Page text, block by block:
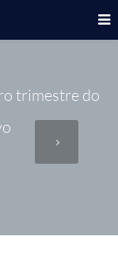
trimestre do